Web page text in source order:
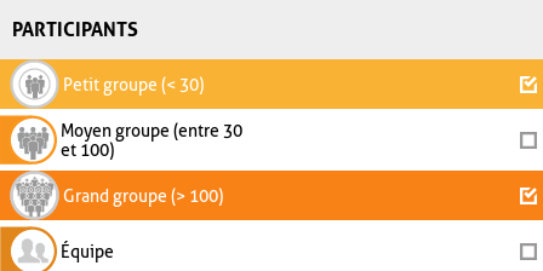
PARTICIPANTS
Petit groupe (< 30)
Moyen groupe (entre 30
et 100)
Grand groupe (> 100)
Équipe